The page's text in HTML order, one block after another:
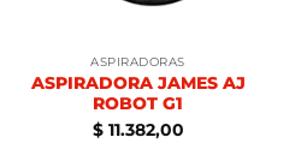
ASPIRADORAS
ASPIRADORA JAMES AJ
ROBOT G1
$11.382,00